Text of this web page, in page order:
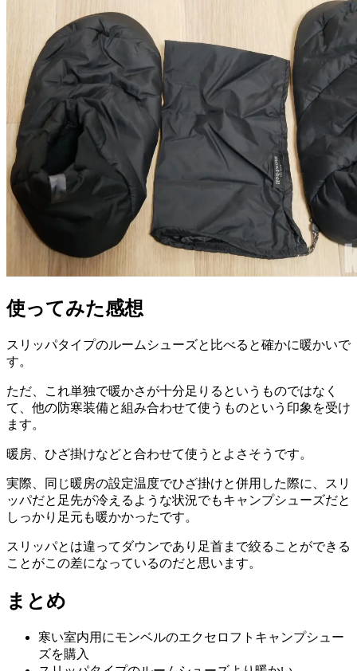
使ってみた感想
スリッパタイプのルームシューズと比べると確かに暖かいで
す。
ただ、これ単独で暖かさが十分足りるというものではなく
て、他の防寒装備と組み合わせて使うものという印象を受け
ます。
暖房、ひざ掛けなどと合わせて使うとよさそうです。
実際、同じ暖房の設定温度でひざ掛けと併用した際に、スリ
ッパだと足先が冷えるような状況でもキャンプシューズだと
しっかり足元も暖かかったです。
スリッパとは違ってダウンであり足首まで絞ることができる
ことがこの差になっているのだと思います。
まとめ
寒い室内用にモンベルのエクセロフトキャンプシュー
ズを購入